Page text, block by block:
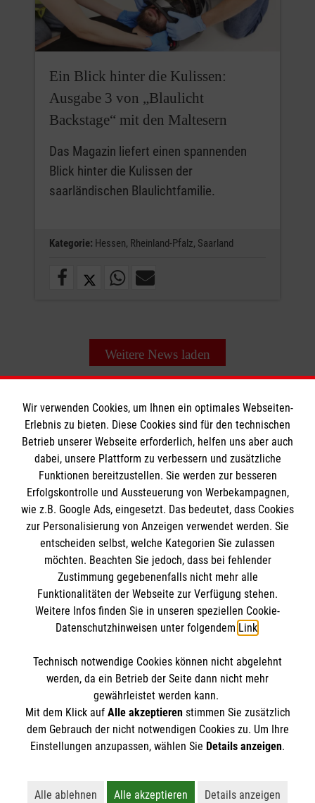
Ein Blick hinter die Kulissen:
Ausgabe 3 von „Blaulicht
Backstage“ mit den Maltesern
Das Magazin liefert einen spannenden
Blick hinter die Kulissen der
saarländischen Blaulichtfamilie.
Kategorie: Hessen, Rheinland-Pfalz, Saarland
Weitere News laden
Informationen
Impressum
Datenschutz
Barrierefreiheit
Kontakt
Medizinproduktesicherheit
Die Malteser
Malteser in Deutschland
Malteserorden
Sharepoint
Spendenkonto
Pax-Bank für Kirche und Caritas eG
IBAN: DE853 7060120120 1220196
BIC: GENODED1PA7
So finden Sie uns
Waldseer Straße 110
67105 Schifferstadt
Email:info@malteser-schifferstadt.de
Der Malteser Hilfsdienst e.V. ist als eingetragene
Gewerbesteuer befreit.
Wir verwenden Cookies, um Ihnen ein optimales Webseiten-
Erlebnis zu bieten. Diese Cookies sind für den technischen
Betrieb unserer Webseite erforderlich, helfen uns aber auch
dabei, unsere Plattform zu verbessern und zusätzliche
Funktionen bereitzustellen. Sie werden zur besseren
Erfolgskontrolle und Aussteuerung von Werbekampagnen,
wie z.B. Google Ads, eingesetzt. Das bedeutet, dass Cookies
zur Personalisierung von Anzeigen verwendet werden. Sie
entscheiden selbst, welche Kategorien Sie zulassen
möchten. Beachten Sie jedoch, dass bei fehlender
Zustimmung gegebenenfalls nicht mehr alle
Funktionalitäten der Webseite zur Verfügung stehen.
Weitere Infos finden Sie in unseren speziellen Cookie-
Datenschutzhinweisen unter folgendem Link.
Technisch notwendige Cookies können nicht abgelehnt
werden, da ein Betrieb der Seite dann nicht mehr
gewährleistet werden kann.
Mit dem Klick auf Alle akzeptierenstimmen Sie zusätzlich
dem Gebrauch der nicht notwendigen Cookies zu. Um Ihre
Einstellungen anzupassen, wählen Sie Details anzeigen.
Alle ablehnen
Alle akzeptieren
Details anzeigen